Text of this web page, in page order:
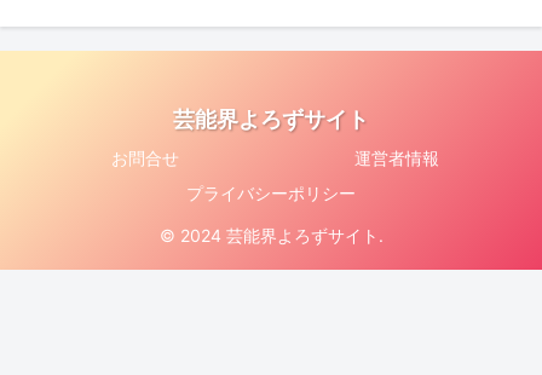
芸能界よろずサイト
お問合せ
運営者情報
プライバシーポリシー
© 2024 芸能界よろずサイト.